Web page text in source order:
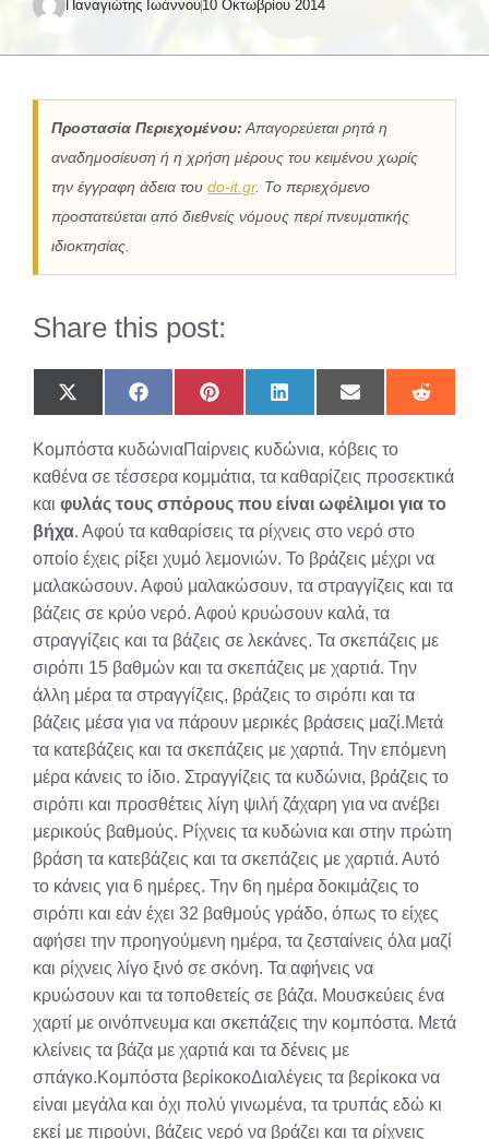
Παναγιώτης Ιωάννου10 Οκτωβρίου 2014
Προστασία Περιεχομένου: Απαγορεύεται ρητά η
αναδημοσίευση ή η χρήση μέρους του κειμένου χωρίς
την έγγραφη άδεια του do-it.gr. Το περιεχόμενο
προστατεύεται από διεθνείς νόμους περί πνευματικής
ιδιοκτησίας.
Share this post:
Share
on
(Twitter)
Share
on
Share
on
Share
on
Share
on
Share
on
Κομπόστα κυδώνιαΠαίρνεις κυδώνια, κόβεις το
καθένα σε τέσσερα κομμάτια, τα καθαρίζεις προσεκτικά
και φυλάς τους σπόρους που είναι ωφέλιμοι για το
βήχα. Αφού τα καθαρίσεις τα ρίχνεις στο νερό στο
οποίο έχεις ρίξει χυμό λεμονιών. Το βράζεις μέχρι να
μαλακώσουν. Αφού μαλακώσουν, τα στραγγίζεις και τα
βάζεις σε κρύο νερό. Αφού κρυώσουν καλά, τα
στραγγίζεις και τα βάζεις σε λεκάνες. Τα σκεπάζεις με
σιρόπι 15 βαθμών και τα σκεπάζεις με χαρτιά. Την
άλλη μέρα τα στραγγίζεις, βράζεις το σιρόπι και τα
βάζεις μέσα για να πάρουν μερικές βράσεις μαζί.Μετά
τα κατεβάζεις και τα σκεπάζεις με χαρτιά. Την επόμενη
μέρα κάνεις το ίδιο. Στραγγίζεις τα κυδώνια, βράζεις το
σιρόπι και προσθέτεις λίγη ψιλή ζάχαρη για να ανέβει
μερικούς βαθμούς. Ρίχνεις τα κυδώνια και στην πρώτη
βράση τα κατεβάζεις και τα σκεπάζεις με χαρτιά. Αυτό
το κάνεις για 6 ημέρες. Την 6η ημέρα δοκιμάζεις το
σιρόπι και εάν έχει 32 βαθμούς γράδο, όπως το είχες
αφήσει την προηγούμενη ημέρα, τα ζεσταίνεις όλα μαζί
και ρίχνεις λίγο ξινό σε σκόνη. Τα αφήνεις να
κρυώσουν και τα τοποθετείς σε βάζα. Μουσκεύεις ένα
χαρτί με οινόπνευμα και σκεπάζεις την κομπόστα. Μετά
κλείνεις τα βάζα με χαρτιά και τα δένεις με
σπάγκο.Κομπόστα βερίκοκοΔιαλέγεις τα βερίκοκα να
είναι μεγάλα και όχι πολύ γινωμένα, τα τρυπάς εδώ κι
εκεί με πιρούνι, βάζεις νερό να βράζει και τα ρίχνεις